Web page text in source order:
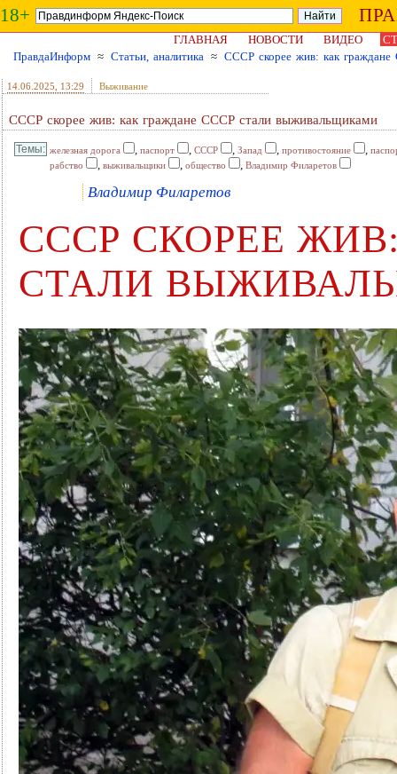
18+
ГЛАВНАЯ НОВОСТИ ВИДЕО
ПравдаИнформ ≈ Статьи, аналитика ≈ СССР скорее жив: как
14.06.2025 , 13:29 Выживание
СССР скорее жив: как граждане СССР стали выживальщиками
железная дорога , паспорт , СССР , Запад , противостояние ,
рабство
, выживальщики , общество , Владимир Филаретов
Владимир Филаретов
СССР СКОРЕЕ
СТАЛИ